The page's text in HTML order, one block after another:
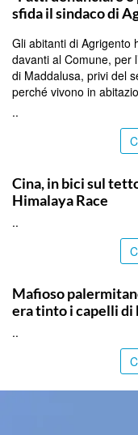
sfida il sindaco di
Gli abitanti di Agrigento
davanti al Comune, per
di Maddalusa, privi del
perché vivono in
..
Cina, in bici sul
Himalaya Race
..
Mafioso
era tinto i capelli di
..